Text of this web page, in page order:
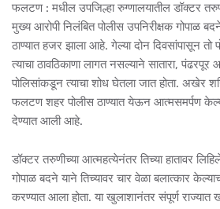
फलटण : मधील उपजिल्हा रुग्णालयातील डॉक्टर
मुख्य आरोपी निलंबित पोलीस उपनिरीक्षक
ठाण्यात हजर झाला आहे. गेल्या दोन दिवसांपासून तो
त्याचा ठावठिकाणा लागत नसल्याने सातारा, पंढरपूर
पोलिसांकडून त्याचा शोध घेतला जात होता. अखेर
फलटण शहर पोलीस ठाण्यात येऊन आत्मसमर्पण
देण्यात आली आहे.
डॉक्टर तरुणीच्या आत्महत्येनंतर तिच्या हातावर
गोपाळ बदने याने तिच्यावर चार वेळा बलात्कार
करण्यात आला होता. या खुलाशानंतर संपूर्ण